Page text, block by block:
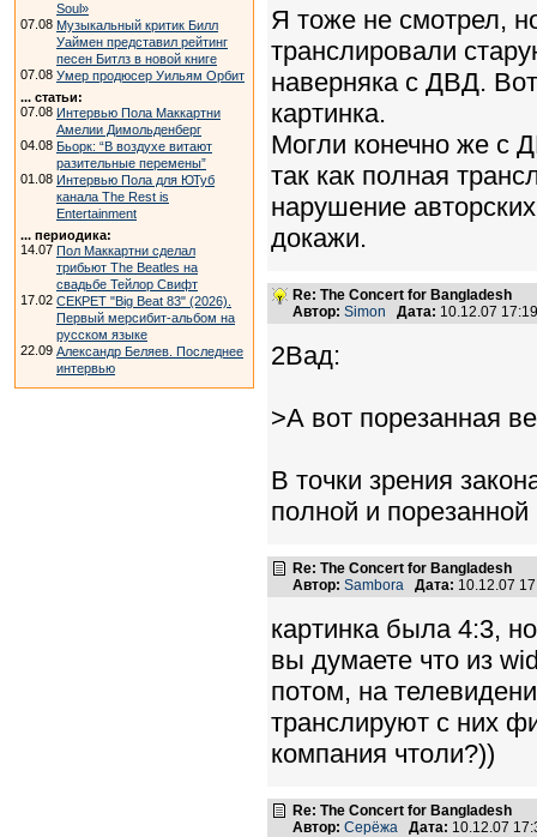
Soul»
07.08 Музыкальный критик Билл
Уаймен представил рейтинг
песен Битлз в новой книге
07.08 Умер продюсер Уильям Орбит
... статьи:
07.08 Интервью Пола Маккартни
Амелии Димольденберг
04.08 Бьорк: “В воздухе витают
разительные перемены”
01.08 Интервью Пола для ЮТуб
канала The Rest is
Entertainment
... периодика:
14.07 Пол Маккартни сделал
трибьют The Beatles на
свадьбе Тейлор Свифт
17.02 СЕКРЕТ "Big Beat 83" (2026).
Первый мерсибит-альбом на
русском языке
22.09 Александр Беляев. Последнее
интервью
Я тоже не смотрел,
транслировали
наверняка с ДВД.
картинка.
Могли конечно же с
так как полная
нарушение
докажи.
Re: The Concert for Bangladesh
Автор: Simon Дата: 10.12.07
2Вад:
>А вот порезанная
В точки зрения
полной и
Re: The Concert for Bangladesh
Автор: Sambora Дата: 10.12.07
картинка была 4:3,
вы думаете что из
потом, на
транслируют с них
компания чтоли?))
Re: The Concert for Bangladesh
Автор: Серёжа Дата: 10.12.07